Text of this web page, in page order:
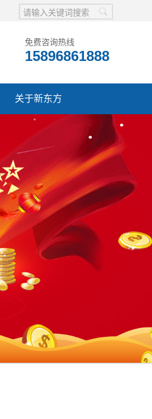
免费咨询热线
15896861888
关于新东方